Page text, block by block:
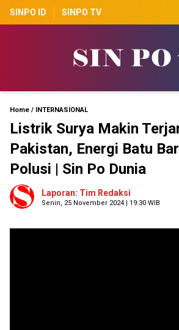
SINPO ID SINPO TV
Home / INTERNASIONAL
Listrik Surya Makin
Pakistan, Energi Batu
Polusi | Sin Po Dunia
Laporan: Tim Redaksi
Senin, 25 November 2024 | 19:30 WIB